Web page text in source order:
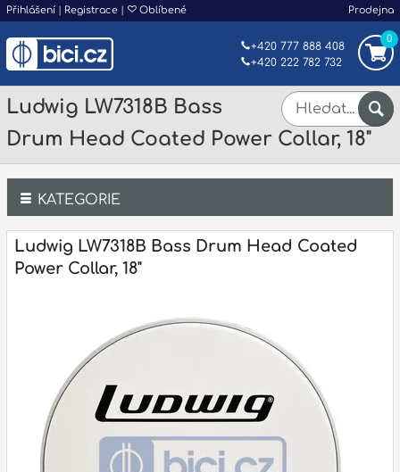
Přihlášení | Registrace | Oblíbené Prodejna
0
+420 777 888 408
+420 222 782 732
Ludwig LW7318B Bass
Drum Head Coated Power Collar, 18"
KATEGORIE
Kytary a strunné nástroje
Příslušenství
Zvuk
Ludwig LW7318B Bass Drum Head Coated
Power Collar, 18"